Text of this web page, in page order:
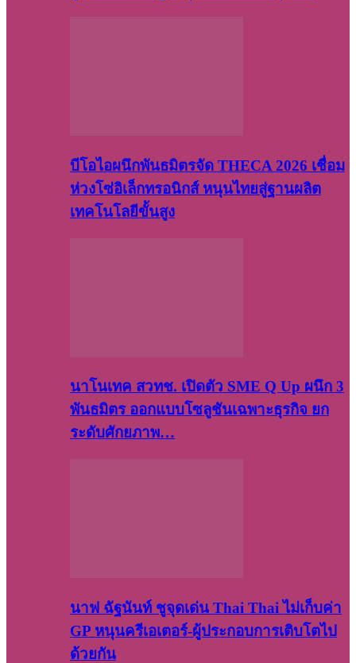
บีโอไอผนึกพันธมิตรจัด THECA 2026 เชื่อม
ห่วงโซ่อิเล็กทรอนิกส์ หนุนไทยสู่ฐานผลิต
เทคโนโลยีขั้นสูง
นาโนเทค สวทช. เปิดตัว SME Q Up ผนึก 3
พันธมิตร ออกแบบโซลูชันเฉพาะธุรกิจ ยก
ระดับศักยภาพ…
นาฟ ฉัฐนันท์ ชูจุดเด่น Thai Thai ไม่เก็บค่า
GP หนุนครีเอเตอร์-ผู้ประกอบการเติบโตไป
ด้วยกัน